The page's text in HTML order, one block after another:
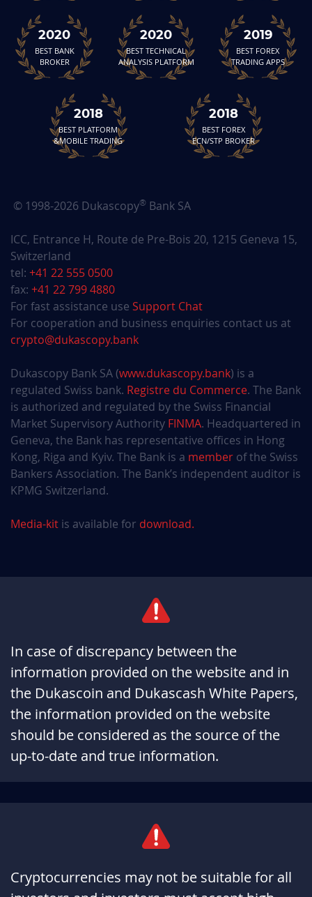
2020
BEST BANK
BROKER
2020
BEST TECHNICAL
ANALYSIS PLATFORM
2019
BEST FOREX
TRADING APPS
2018
BEST PLATFORM
&MOBILE TRADING
2018
BEST FOREX
ECN/STP BROKER
© 1998-2026 Dukascopy® Bank SA
ICC, Entrance H, Route de Pre-Bois 20, 1215 Geneva 15,
Switzerland
tel: +41 22 555 0500
fax: +41 22 799 4880
For fast assistance use Support Chat
For cooperation and business enquiries contact us at
crypto@dukascopy.bank
Dukascopy Bank SA (www.dukascopy.bank) is a
regulated Swiss bank. Registre du Commerce. The Bank
is authorized and regulated by the Swiss Financial
Market Supervisory Authority FINMA. Headquartered in
Geneva, the Bank has representative offices in Hong
Kong, Riga and Kyiv. The Bank is a member of the Swiss
Bankers Association. The Bank’s independent auditor is
KPMG Switzerland.
Media-kit is available for download.
In case of discrepancy between the
information provided on the website and in
the Dukascoin and Dukascash White Papers,
the information provided on the website
should be considered as the source of the
up-to-date and true information.
Cryptocurrencies may not be suitable for all